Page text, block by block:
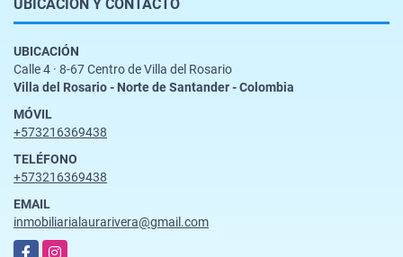
UBICACIÓN Y CONTACTO
UBICACIÓN
Calle 4 · 8-67 Centro de Villa del Rosario
Villa del Rosario - Norte de Santander - Colombia
MÓVIL
+573216369438
TELÉFONO
+573216369438
EMAIL
inmobiliarialaurarivera@gmail.com
FacebookInstagram